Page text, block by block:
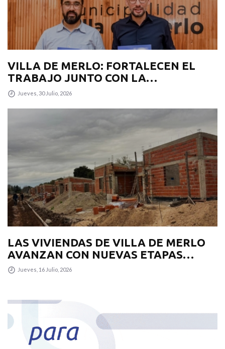
VILLA DE MERLO: FORTALECEN EL
TRABAJO JUNTO CON LA
MUNICIPALIDAD PARA POTENCIAR EL
Jueves, 30 Julio, 2026
LAS VIVIENDAS DE VILLA DE MERLO
AVANZAN CON NUEVAS ETAPAS
CONSTRUCTIVAS E
Jueves, 16 Julio, 2026